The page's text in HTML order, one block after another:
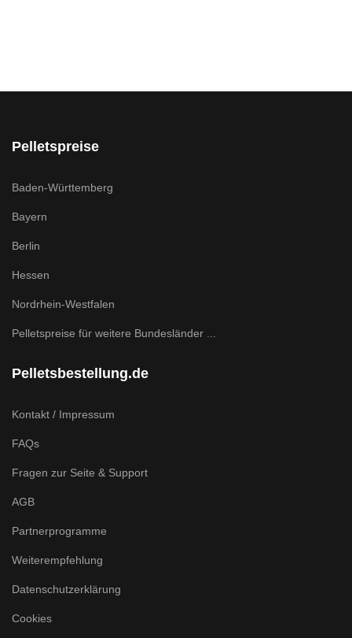
Pelletspreise
Baden-Württemberg
Bayern
Berlin
Hessen
Nordrhein-Westfalen
Pelletspreise für weitere Bundesländer ...
Pelletsbestellung.de
Kontakt / Impressum
FAQs
Fragen zur Seite & Support
AGB
Partnerprogramme
Weiterempfehlung
Datenschutzerklärung
Cookies